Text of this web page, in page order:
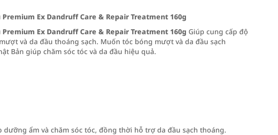
Ex Dandruff Care & Repair Treatment 160g
Ex Dandruff Care & Repair Treatment 160g Giúp cung cấp độ
và da đầu thoáng sạch. Muốn tóc bóng mượt và da đầu sạch
Bản giúp chăm sóc tóc và da đầu hiệu quả.
ẩm và chăm sóc tóc, đồng thời hỗ trợ da đầu sạch thoáng.